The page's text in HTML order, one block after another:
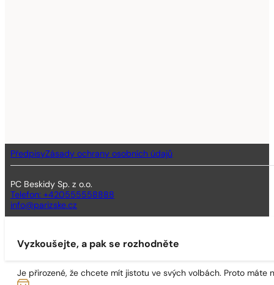
PředpisyZásady ochrany osobních údajů
PC Beskidy Sp. z o.o.
Telefon: +420555558888
info@parizske.cz
Vyzkoušejte, a pak se rozhodněte
Je přirozené, že chcete mít jistotu ve svých volbách. Proto máte